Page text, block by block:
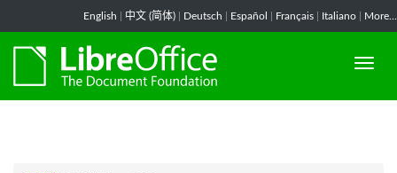
English 中文 (简体) Deutsch Español Français Italiano More...